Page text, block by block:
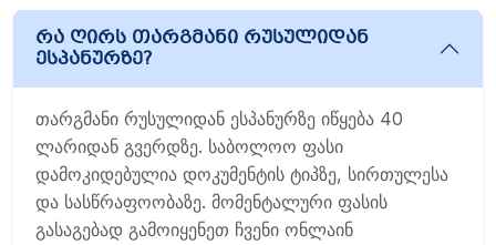
რა ღირს თარგმანი რუსულიდან
ესპანურზე?
თარგმანი რუსულიდან ესპანურზე იწყება 40
ლარიდან გვერდზე. საბოლოო ფასი
დამოკიდებულია დოკუმენტის ტიპზე, სირთულესა
და სასწრაფოობაზე. მომენტალური ფასის
გასაგებად გამოიყენეთ ჩვენი ონლაინ